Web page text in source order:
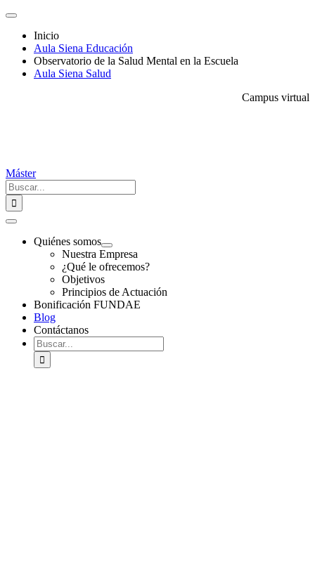
Saltar
contenido
Toggle
Navigation
Inicio
Aula Siena Educación
Observatorio de la Salud Mental en la Escuela
Aula Siena Salud
Campus virtual
Máster
Buscar:
Toggle
NavigationQuiénes somos
Nuestra Empresa
¿Qué le ofrecemos?
Objetivos
Principios de Actuación
Bonificación FUNDAE
Blog
Contáctanos
Buscar: